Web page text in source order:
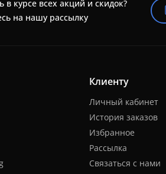
в курсе всех акций и скидок?
на нашу рассылку
Клиенту
Личный кабинет
История заказов
Избранное
Рассылка
Связаться с нами